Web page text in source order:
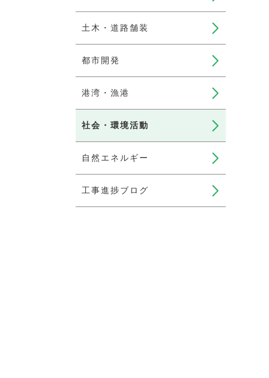
土木・道路舗装
都市開発
港湾・漁港
社会・環境活動
自然エネルギー
工事進捗ブログ